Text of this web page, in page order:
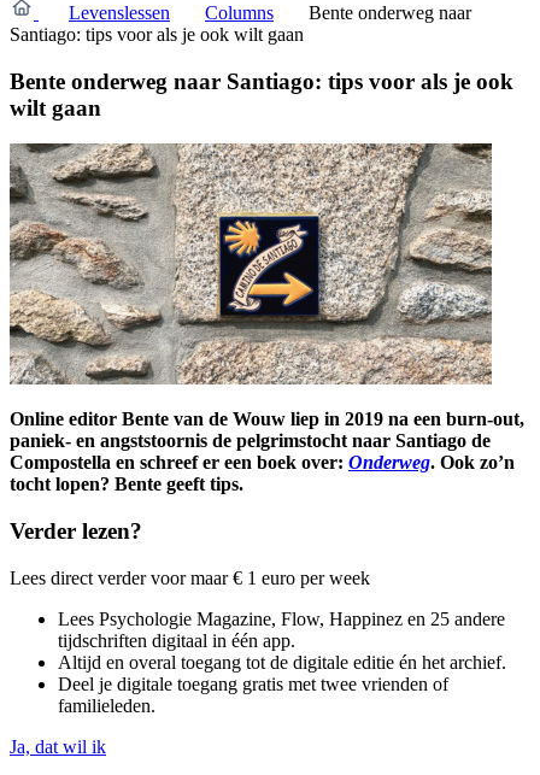
Levenslessen
Columns
Bente onderweg naar
Santiago: tips voor als je ook wilt gaan
Bente onderweg naar Santiago: tips voor als je ook
wilt gaan
Online editor Bente van de Wouw liep in 2019 na een burn-out,
paniek- en angststoornis de pelgrimstocht naar Santiago de
Compostella en schreef er een boek over: Onderweg. Ook zo’n
tocht lopen? Bente geeft tips.
Verder lezen?
Lees direct verder voor maar € 1 euro per week
Lees Psychologie Magazine, Flow, Happinez en 25 andere
tijdschriften digitaal in één app.
Altijd en overal toegang tot de digitale editie én het archief.
Deel je digitale toegang gratis met twee vrienden of
familieleden.
Ja, dat wil ik